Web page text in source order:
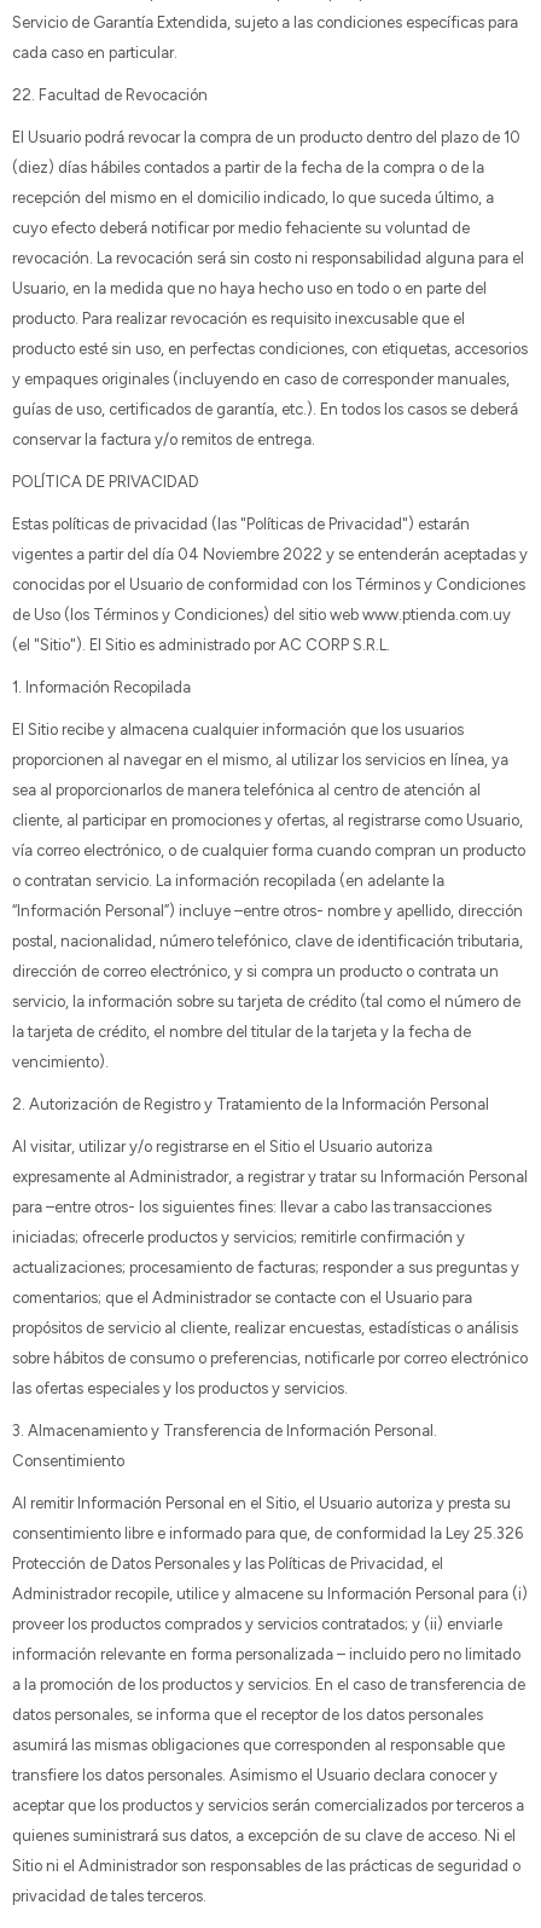
Servicio de Garantía Extendida, sujeto a las condiciones específicas para
cada caso en particular.
22. Facultad de Revocación
El Usuario podrá revocar la compra de un producto dentro del plazo de 10
(diez) días hábiles contados a partir de la fecha de la compra o de la
recepción del mismo en el domicilio indicado, lo que suceda último, a
cuyo efecto deberá notificar por medio fehaciente su voluntad de
revocación. La revocación será sin costo ni responsabilidad alguna para el
Usuario, en la medida que no haya hecho uso en todo o en parte del
producto. Para realizar revocación es requisito inexcusable que el
producto esté sin uso, en perfectas condiciones, con etiquetas, accesorios
y empaques originales (incluyendo en caso de corresponder manuales,
guías de uso, certificados de garantía, etc.). En todos los casos se deberá
conservar la factura y/o remitos de entrega.
POLÍTICA DE PRIVACIDAD
Estas políticas de privacidad (las "Políticas de Privacidad") estarán
vigentes a partir del día 04 Noviembre 2022 y se entenderán aceptadas y
conocidas por el Usuario de conformidad con los Términos y Condiciones
de Uso (los Términos y Condiciones) del sitio web www.ptienda.com.uy
(el "Sitio"). El Sitio es administrado por AC CORP S.R.L.
1. Información Recopilada
El Sitio recibe y almacena cualquier información que los usuarios
proporcionen al navegar en el mismo, al utilizar los servicios en línea, ya
sea al proporcionarlos de manera telefónica al centro de atención al
cliente, al participar en promociones y ofertas, al registrarse como Usuario,
vía correo electrónico, o de cualquier forma cuando compran un producto
o contratan servicio. La información recopilada (en adelante la
“Información Personal”) incluye –entre otros- nombre y apellido, dirección
postal, nacionalidad, número telefónico, clave de identificación tributaria,
dirección de correo electrónico, y si compra un producto o contrata un
servicio, la información sobre su tarjeta de crédito (tal como el número de
la tarjeta de crédito, el nombre del titular de la tarjeta y la fecha de
vencimiento).
2. Autorización de Registro y Tratamiento de la Información Personal
Al visitar, utilizar y/o registrarse en el Sitio el Usuario autoriza
expresamente al Administrador, a registrar y tratar su Información Personal
para –entre otros- los siguientes fines: llevar a cabo las transacciones
iniciadas; ofrecerle productos y servicios; remitirle confirmación y
actualizaciones; procesamiento de facturas; responder a sus preguntas y
comentarios; que el Administrador se contacte con el Usuario para
propósitos de servicio al cliente, realizar encuestas, estadísticas o análisis
sobre hábitos de consumo o preferencias, notificarle por correo electrónico
las ofertas especiales y los productos y servicios.
3. Almacenamiento y Transferencia de Información Personal.
Consentimiento
Al remitir Información Personal en el Sitio, el Usuario autoriza y presta su
consentimiento libre e informado para que, de conformidad la Ley 25.326
Protección de Datos Personales y las Políticas de Privacidad, el
Administrador recopile, utilice y almacene su Información Personal para (i)
proveer los productos comprados y servicios contratados; y (ii) enviarle
información relevante en forma personalizada – incluido pero no limitado
a la promoción de los productos y servicios. En el caso de transferencia de
datos personales, se informa que el receptor de los datos personales
asumirá las mismas obligaciones que corresponden al responsable que
transfiere los datos personales. Asimismo el Usuario declara conocer y
aceptar que los productos y servicios serán comercializados por terceros a
quienes suministrará sus datos, a excepción de su clave de acceso. Ni el
Sitio ni el Administrador son responsables de las prácticas de seguridad o
privacidad de tales terceros.